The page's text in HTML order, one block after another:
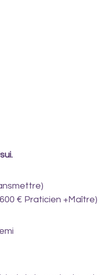
€ Praticien +Maître)